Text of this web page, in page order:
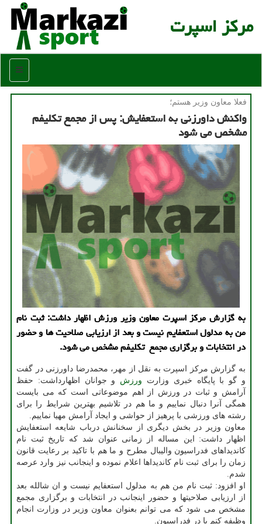
مركز اسپرت
منو
فعلا معاون وزیر هستم؛
واكنش داورزنی به استعفایش: پس از مجمع تكلیفم
مشخص می شود
به گزارش مركز اسپرت معاون وزیر ورزش اظهار داشت: ثبت نام
من به مدلول استعفایم نیست و بعد از ارزیابی صلاحیت ها و حضور
در انتخابات و برگزاری مجمع تكلیفم مشخص می شود.
به گزارش مركز اسپرت به نقل از مهر، محمدرضا داورزنی در گفت
و گو با پایگاه خبری وزارت ورزش و جوانان اظهارداشت: حفظ
آرامش و ثبات در ورزش از اهم موضوعاتی است كه می بایست
همگی آنرا دنبال نماییم و ما هم در تلاشیم بهترین شرایط را برای
رشته های ورزشی با پرهیز از حواشی و ایجاد آرامش مهیا نماییم.
معاون وزیر در بخش دیگری از سخنانش درباب شایعه استعفایش
اظهار داشت: این مساله از زمانی عنوان شد كه تاریخ ثبت نام
كاندیداهای فدراسیون والیبال مطرح و ما هم با تاكید بر رعایت قانون
زمان را برای ثبت نام كاندیداها اعلام نموده و اینجانب نیز وارد عرصه
شدم.
او افزود: ثبت نام من هم به مدلول استعفایم نیست و ان شالله بعد
از ارزیابی صلاحیتها و حضور اینجانب در انتخابات و برگزاری مجمع
مشخص می شود كه می توانم بعنوان معاون وزیر در وزارت انجام
وظیفه كنم یا در فدراسیون.